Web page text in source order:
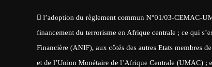
 l’adoption du règlement commun N°01/03-CEMAC-
financement du terrorisme en Afrique centrale ; ce qui
Financière (ANIF), aux côtés des autres Etats membres
et de l’Union Monétaire de l’Afrique Centrale (UMAC) ;